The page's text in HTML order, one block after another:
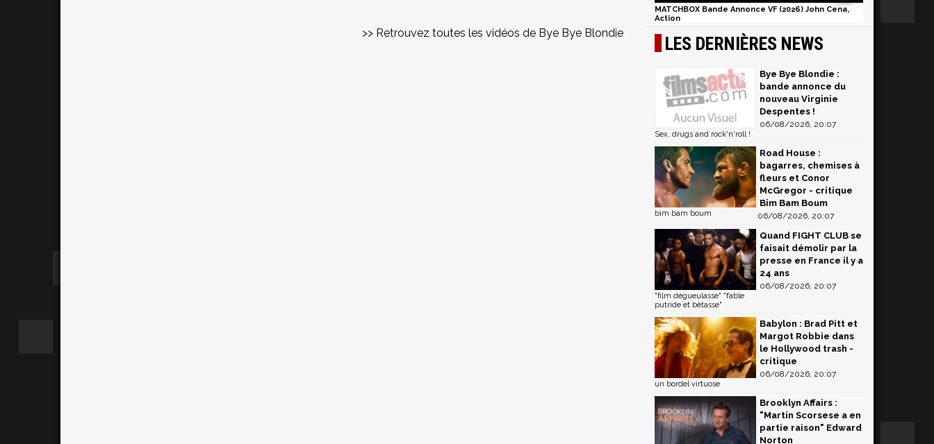
>> Retrouvez toutes les vidéos de Bye Bye Blondie
MATCHBOX Bande Annonce VF (2026) John Cena,
Action
LES DERNIÈRES NEWS
Bye Bye Blondie :
bande annonce du
nouveau Virginie
Despentes !
06/08/2026, 20:07
Sex, drugs and rock'n'roll !
Road House :
bagarres, chemises à
fleurs et Conor
McGregor - critique
Bim Bam Boum
06/08/2026, 20:07
bim bam boum
Quand FIGHT CLUB se
faisait démolir par la
presse en France il y a
24 ans
06/08/2026, 20:07
"film dégueulasse" "fable
putride et bêtasse"
Babylon : Brad Pitt et
Margot Robbie dans
le Hollywood trash -
critique
06/08/2026, 20:07
un bordel virtuose
Brooklyn Affairs :
"Martin Scorsese a en
partie raison" Edward
Norton